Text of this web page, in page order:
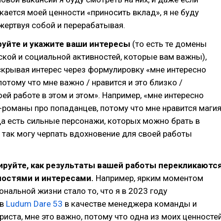
моей ценности «приносить вклад», я не буду
собой и перерабатывая.
и укажите ваши интересы (то есть те домены
и социальной активностей, которые вам важны),
интерес через формулировку «мне интересно
что мне важно / нравится и это близко /
работе в этом и этом». Например, «мне интересно
романы про попаданцев, потому что мне нравится магия
есть сильные персонажи, которых можно брать в
могу черпать вдохновение для своей работы
как результаты вашей работы
и интересами. Например, ярким моментом
жизни стало то, что я в 2023 году
Ludum Dare 53 в качестве менеджера команды и
мне это важно, потому что одна из моих